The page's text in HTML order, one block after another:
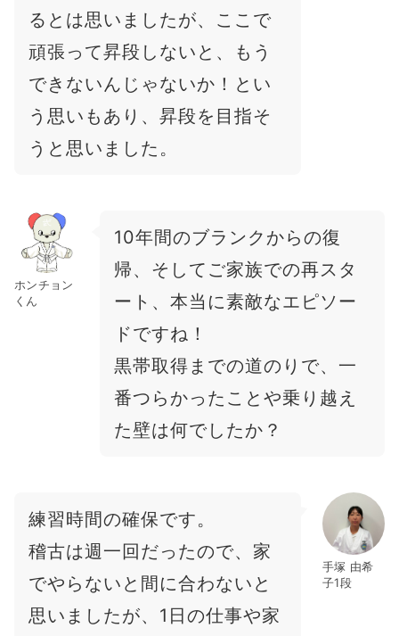
るとは思いましたが、ここで
頑張って昇段しないと、もう
できないんじゃないか！とい
う思いもあり、昇段を目指そ
うと思いました。
ホンチョン
くん
10年間のブランクからの復
帰、そしてご家族での再スタ
ート、本当に素敵なエピソー
ドですね！
黒帯取得までの道のりで、一
番つらかったことや乗り越え
た壁は何でしたか？
手塚 由希
子1段
練習時間の確保です。
稽古は週一回だったので、家
でやらないと間に合わないと
思いましたが、1日の仕事や家